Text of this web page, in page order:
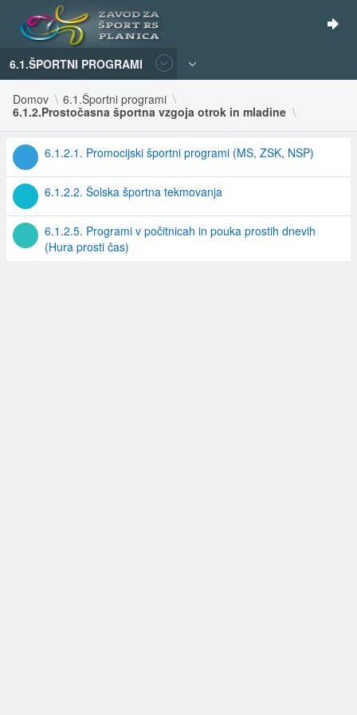
6.1.ŠPORTNI PROGRAMI
Domov
6.1.Športni programi
6.1.2.Prostočasna športna vzgoja otrok in mladine
6.1.2.1. Promocijski športni programi (MS, ZSK, NSP)
6.1.2.2. Šolska športna tekmovanja
6.1.2.5. Programi v počitnicah in pouka prostih dnevih
(Hura prosti čas)